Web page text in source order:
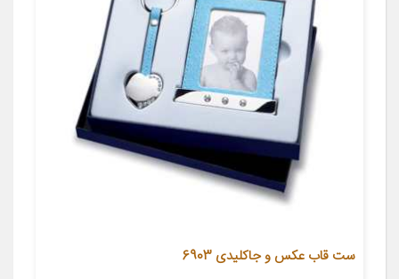
ست قاب عکس و جاکلیدی 6903